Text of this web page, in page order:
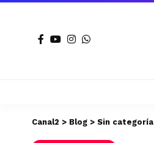
Canal2 > Blog > Sin categoría